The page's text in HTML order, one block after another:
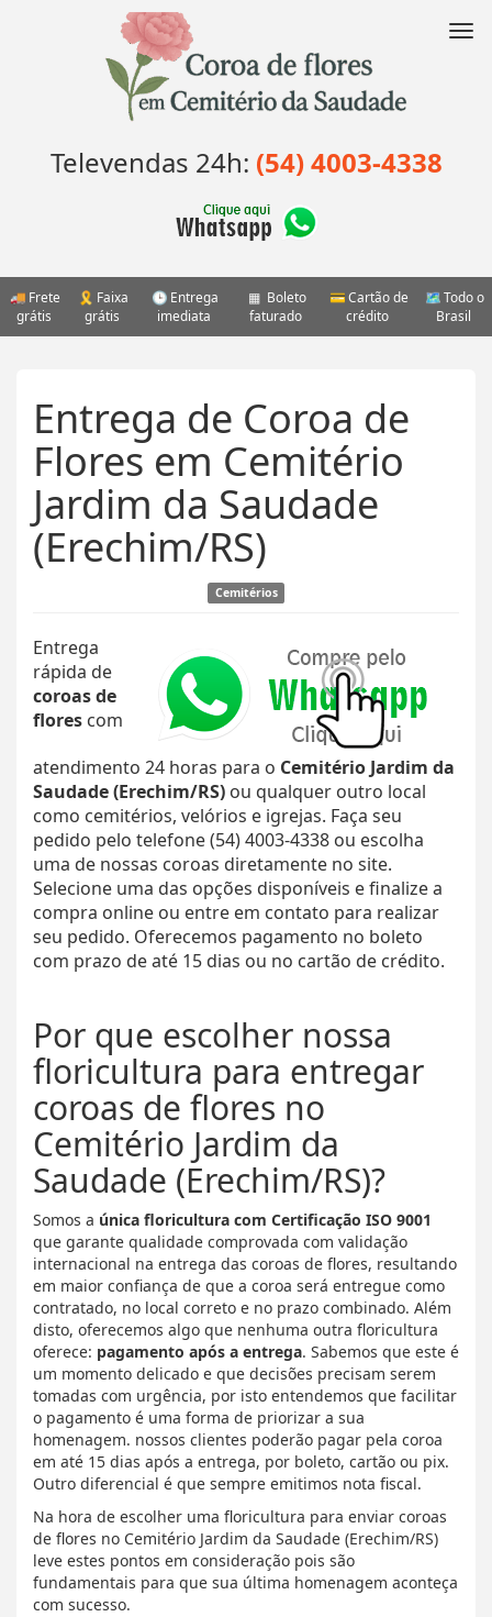
Televendas 24h: (54) 4003-4338
Frete
grátis
Faixa
grátis
Entrega
imediata
Boleto
faturado
Cartão de
crédito
Todo o
Brasil
Entrega de Coroa de
Flores em Cemitério
Jardim da Saudade
(Erechim/RS)
Cemitérios
Entrega
rápida de
coroas de
flores com
atendimento 24 horas para o Cemitério Jardim da
Saudade (Erechim/RS) ou qualquer outro local
como cemitérios, velórios e igrejas. Faça seu
pedido pelo telefone (54) 4003-4338 ou escolha
uma de nossas coroas diretamente no site.
Selecione uma das opções disponíveis e finalize a
compra online ou entre em contato para realizar
seu pedido. Oferecemos pagamento no boleto
com prazo de até 15 dias ou no cartão de crédito.
Por que escolher nossa
floricultura para entregar
coroas de flores no
Cemitério Jardim da
Saudade (Erechim/RS)?
Somos a única floricultura com Certificação ISO 9001
que garante qualidade comprovada com validação
internacional na entrega das coroas de flores, resultando
em maior confiança de que a coroa será entregue como
contratado, no local correto e no prazo combinado. Além
disto, oferecemos algo que nenhuma outra floricultura
oferece: pagamento após a entrega. Sabemos que este é
um momento delicado e que decisões precisam serem
tomadas com urgência, por isto entendemos que facilitar
o pagamento é uma forma de priorizar a sua
homenagem. nossos clientes poderão pagar pela coroa
em até 15 dias após a entrega, por boleto, cartão ou pix.
Outro diferencial é que sempre emitimos nota fiscal.
Na hora de escolher uma floricultura para enviar coroas
de flores no Cemitério Jardim da Saudade (Erechim/RS)
leve estes pontos em consideração pois são
fundamentais para que sua última homenagem aconteça
com sucesso.